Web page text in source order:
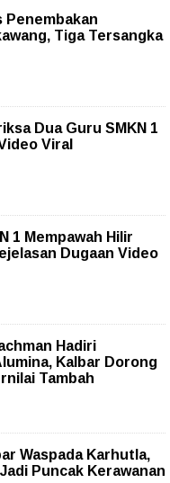
Penembakan
Tiga Tersangka
Dua Guru SMKN 1
Viral
1 Mempawah Hilir
Dugaan Video
Hadiri
Kalbar Dorong
Tambah
Waspada Karhutla,
Puncak Kerawanan